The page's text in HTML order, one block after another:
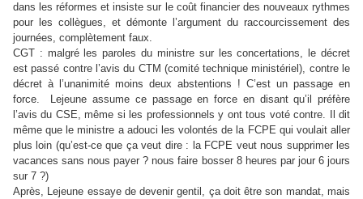
dans les réformes et insiste sur le coût financier des nouveaux rythmes
pour les collègues, et démonte l’argument du raccourcissement des
journées, complètement faux.
CGT : malgré les paroles du ministre sur les concertations, le décret
est passé contre l’avis du CTM (comité technique ministériel), contre le
décret à l’unanimité moins deux abstentions ! C’est un passage en
force. Lejeune assume ce passage en force en disant qu’il préfère
l’avis du CSE, même si les professionnels y ont tous voté contre. Il dit
même que le ministre a adouci les volontés de la FCPE qui voulait aller
plus loin (qu’est-ce que ça veut dire : la FCPE veut nous supprimer les
vacances sans nous payer ? nous faire bosser 8 heures par jour 6 jours
sur 7 ?)
Après, Lejeune essaye de devenir gentil, ça doit être son mandat, mais